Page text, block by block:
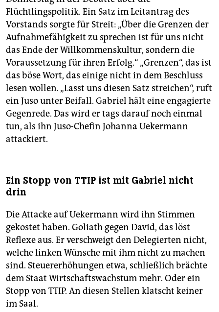
Flüchtlingspolitik. Ein Satz im Leitantrag des
Vorstands sorgte für Streit: „Über die Grenzen der
Aufnahmefähigkeit zu sprechen ist für uns nicht
das Ende der Willkommenskultur, sondern die
Voraussetzung für ihren Erfolg.“ „Grenzen“, das ist
das böse Wort, das einige nicht in dem Beschluss
lesen wollen. „Lasst uns diesen Satz streichen“, ruft
ein Juso unter Beifall. Gabriel hält eine engagierte
Gegenrede. Das wird er tags darauf noch einmal
tun, als ihn Juso-Chefin Johanna Uekermann
attackiert.
Ein Stopp von TTIP ist mit Gabriel nicht
drin
Die Attacke auf Uekermann wird ihn Stimmen
gekostet haben. Goliath gegen David, das löst
Reflexe aus. Er verschweigt den Delegierten nicht,
welche linken Wünsche mit ihm nicht zu machen
sind. Steuererhöhungen etwa, schließlich brächte
dem Staat Wirtschaftswachstum mehr. Oder ein
Stopp von TTIP. An diesen Stellen klatscht keiner
im Saal.